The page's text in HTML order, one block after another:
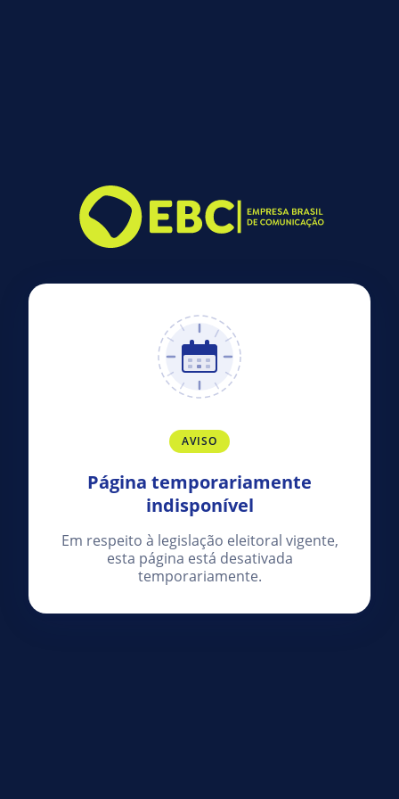
AVISO
Página temporariamente
indisponível
Em respeito à legislação eleitoral vigente,
esta página está desativada
temporariamente.